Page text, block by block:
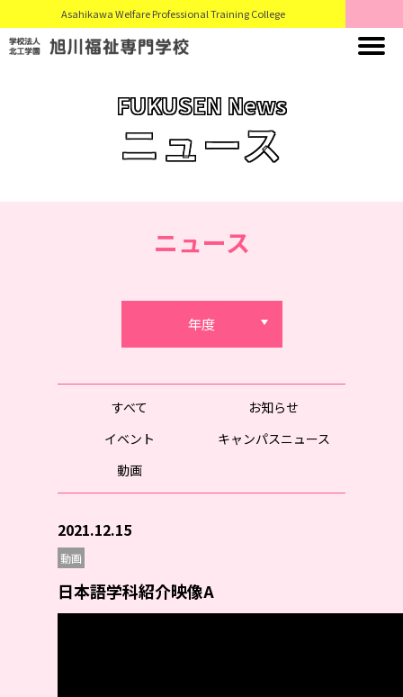
Asahikawa Welfare Professional Training College
FUKUSEN News
ニュース
ニュース
年度
すべて
お知らせ
イベント
キャンパスニュース
動画
2021.12.15
動画
日本語学科紹介映像A